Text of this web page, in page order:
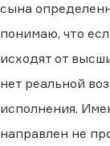
сына
понимаю, что
исходят от
нет реальной
исполнения.
направлен не